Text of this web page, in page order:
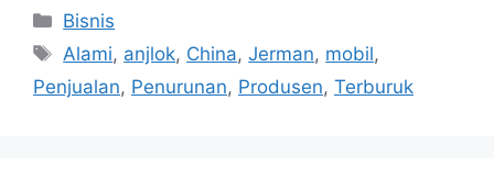
Kategori
Bisnis
Tag
Alami, anjlok, China,Jerman, mobil,
Penjualan, Penurunan, Produsen, Terburuk